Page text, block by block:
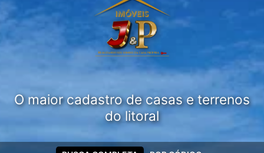
O maior cadastro de casas e terrenos
do litoral